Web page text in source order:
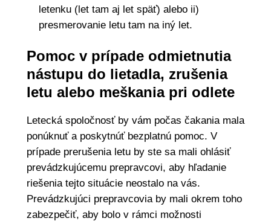
letenku (let tam aj let späť) alebo ii)
presmerovanie letu tam na iný let.
Pomoc v prípade odmietnutia
nástupu do lietadla, zrušenia
letu alebo meškania pri odlete
Letecká spoločnosť by vám počas čakania mala
ponúknuť a poskytnúť bezplatnú pomoc. V
prípade prerušenia letu by ste sa mali ohlásiť
prevádzkujúcemu prepravcovi, aby hľadanie
riešenia tejto situácie neostalo na vás.
Prevádzkujúci prepravcovia by mali okrem toho
zabezpečiť, aby bolo v rámci možnosti